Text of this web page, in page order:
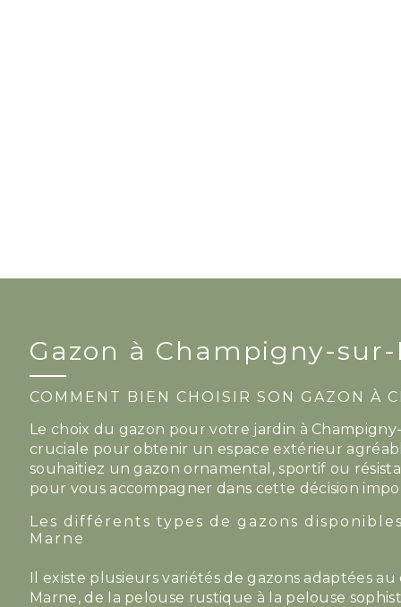
Gazon à Champigny-
COMMENT BIEN CHOISIR SON GAZON À
Le choix du gazon pour votre jardin à
cruciale pour obtenir un espace extérieur
souhaitiez un gazon ornamental, sportif ou
pour vous accompagner dans cette décision
Les différents types de gazons
Marne
Il existe plusieurs variétés de gazons adaptées
Marne, de la pelouse rustique à la pelouse